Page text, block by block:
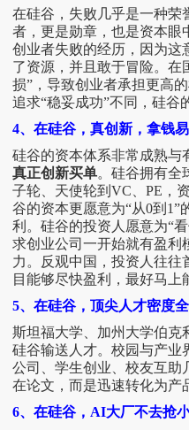
在硅谷，失败几乎是一种荣
者，更是勋章，也是资本眼
创业者失败的经历，因为这
了资源，并且敢于冒险。在
损”，导致创业者承担更高
追求“稳妥成功”不同，硅谷
4、在硅谷，真创新，拿钱易
硅谷的资本体系非常成熟与
真正创新买单。硅谷拥有全
子轮、天使轮到 VC、PE，
谷的资本更愿意为“从0到1”
利。硅谷的投资人愿意为“
求创业公司一开始就有盈利
力。反观中国，投资人往往
目能够尽快盈利，最好马上
5、在硅谷，顶尖人才密度
斯坦福大学、加州大学伯克
硅谷输送人才。校园与产业
公司、学生创业、校友互助
在论文，而是迅速转化为产
6、在硅谷，AI大厂不去抢